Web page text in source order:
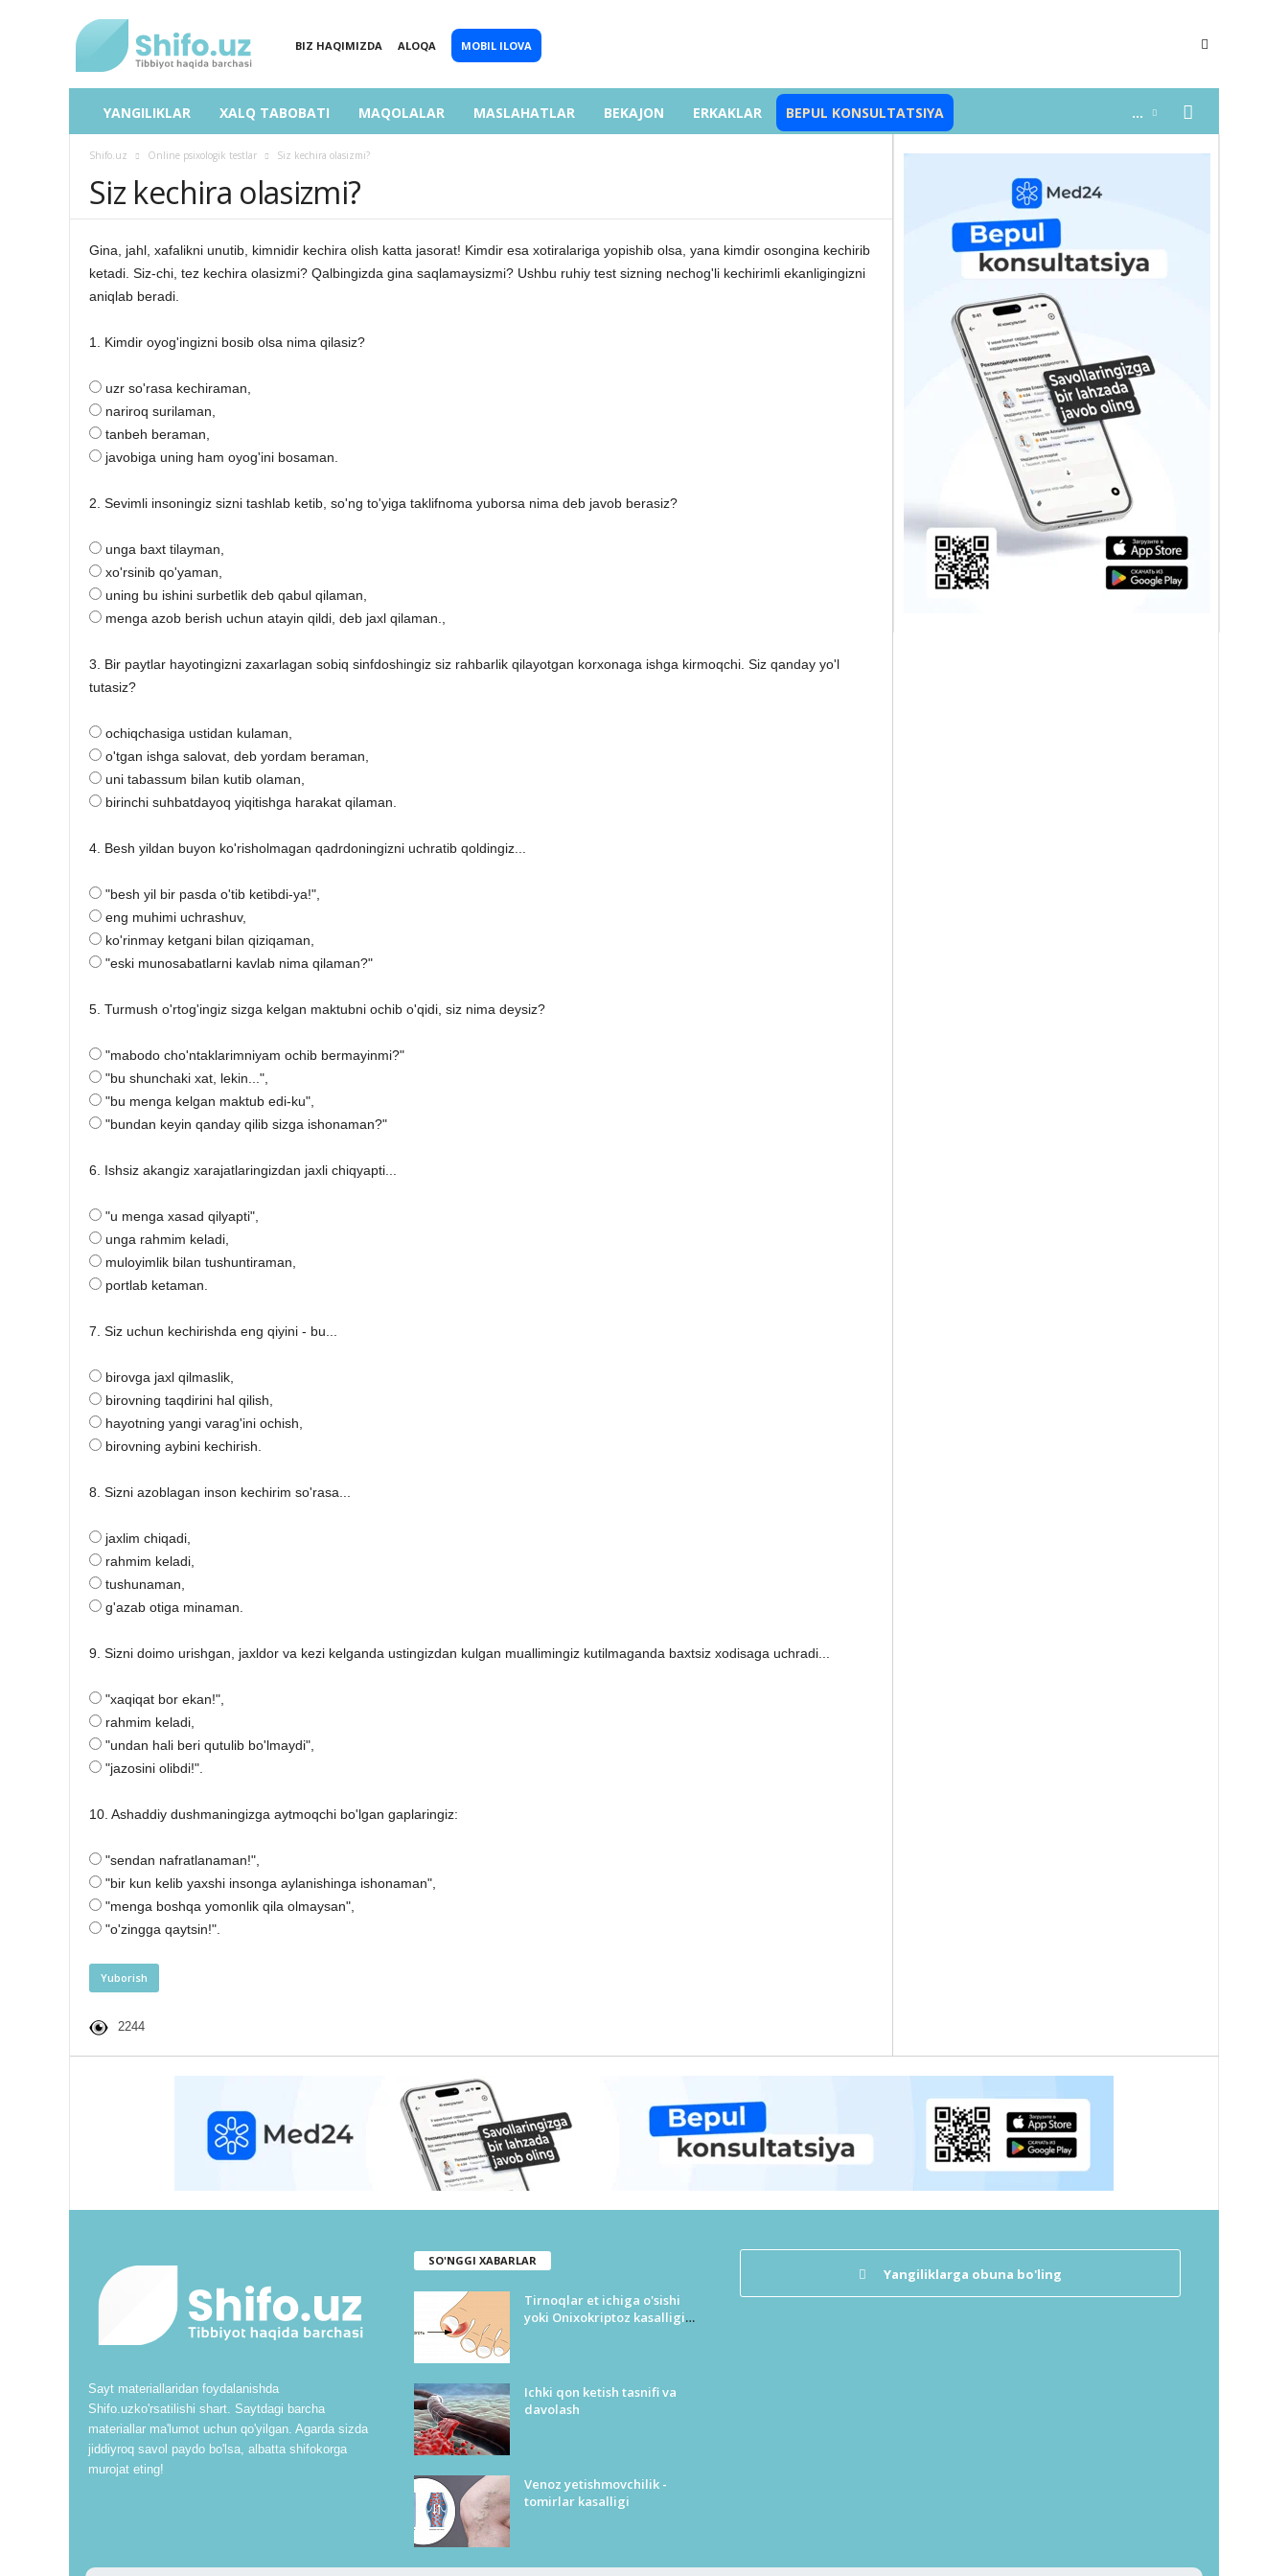
SHIFO.UZ
BIZ HAQIMIZDA ALOQA MOBIL ILOVA
YANGILIKLAR XALQ TABOBATI MAQOLALAR MASLAHATLAR BEKAJON ERKAKLAR BEPUL KONSULTATSIYA ...
Shifo.uz Online psixologik testlar Siz kechira olasizmi?
Siz kechira olasizmi?
Gina, jahl, xafalikni unutib, kimnidir kechira olish katta jasorat! Kimdir esa xotiralariga yopishib olsa, yana kimdir osongina kechirib
ketadi. Siz-chi, tez kechira olasizmi? Qalbingizda gina saqlamaysizmi? Ushbu ruhiy test sizning nechog'li kechirimli ekanligingizni
aniqlab beradi.
1. Kimdir oyog'ingizni bosib olsa nima qilasiz?
uzr so'rasa kechiraman,
nariroq surilaman,
tanbeh beraman,
javobiga uning ham oyog'ini bosaman.
2. Sevimli insoningiz sizni tashlab ketib, so'ng to'yiga taklifnoma yuborsa nima deb javob berasiz?
unga baxt tilayman,
xo'rsinib qo'yaman,
uning bu ishini surbetlik deb qabul qilaman,
menga azob berish uchun atayin qildi, deb jaxl qilaman.,
3. Bir paytlar hayotingizni zaxarlagan sobiq sinfdoshingiz siz rahbarlik qilayotgan korxonaga ishga kirmoqchi. Siz qanday yo'l
tutasiz?
ochiqchasiga ustidan kulaman,
o'tgan ishga salovat, deb yordam beraman,
uni tabassum bilan kutib olaman,
birinchi suhbatdayoq yiqitishga harakat qilaman.
4. Besh yildan buyon ko'risholmagan qadrdoningizni uchratib qoldingiz...
"besh yil bir pasda o'tib ketibdi-ya!",
eng muhimi uchrashuv,
ko'rinmay ketgani bilan qiziqaman,
"eski munosabatlarni kavlab nima qilaman?"
5. Turmush o'rtog'ingiz sizga kelgan maktubni ochib o'qidi, siz nima deysiz?
"mabodo cho'ntaklarimniyam ochib bermayinmi?"
"bu shunchaki xat, lekin...",
"bu menga kelgan maktub edi-ku",
"bundan keyin qanday qilib sizga ishonaman?"
6. Ishsiz akangiz xarajatlaringizdan jaxli chiqyapti...
"u menga xasad qilyapti",
unga rahmim keladi,
muloyimlik bilan tushuntiraman,
portlab ketaman.
7. Siz uchun kechirishda eng qiyini - bu...
birovga jaxl qilmaslik,
birovning taqdirini hal qilish,
hayotning yangi varag'ini ochish,
birovning aybini kechirish.
8. Sizni azoblagan inson kechirim so'rasa...
jaxlim chiqadi,
rahmim keladi,
tushunaman,
g'azab otiga minaman.
9. Sizni doimo urishgan, jaxldor va kezi kelganda ustingizdan kulgan muallimingiz kutilmaganda baxtsiz xodisaga uchradi...
"xaqiqat bor ekan!",
rahmim keladi,
"undan hali beri qutulib bo'lmaydi",
"jazosini olibdi!".
10. Ashaddiy dushmaningizga aytmoqchi bo'lgan gaplaringiz:
"sendan nafratlanaman!",
"bir kun kelib yaxshi insonga aylanishinga ishonaman",
"menga boshqa yomonlik qila olmaysan",
"o'zingga qaytsin!".
2244
Sayt materiallaridan foydalanishda
Shifo.uzko'rsatilishi shart. Saytdagi barcha
materiallar ma'lumot uchun qo'yilgan. Agarda sizda
jiddiyroq savol paydo bo'lsa, albatta shifokorga
murojat eting!
SO'NGGI XABARLAR
Tirnoqlar et ichiga o'sishi
yoki Onixokriptoz kasalligi
Ichki qon ketish tasnifi va
davolash
Venoz yetishmovchilik -
tomirlar kasalligi
Yangiliklarga obuna bo'ling